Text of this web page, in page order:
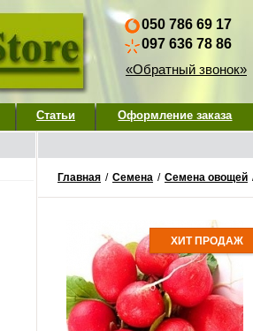
050 786 69 17
097 636 78 86
«Обратный звонок»
Статьи Оформление заказа
Главная / Семена / Семена овощей
ХИТ ПРОДАЖ